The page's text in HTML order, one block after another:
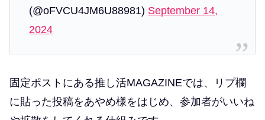
(@oFVCU4JM6U88981) September 14,
2024
固定ポストにある推し活MAGAZINEでは、リプ欄
に貼った投稿をあやめ様をはじめ、参加者がいいね